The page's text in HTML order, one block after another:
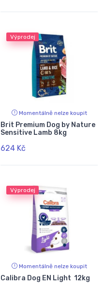
Výprodej
Momentálně nelze koupit
Brit Premium Dog by Nature
Sensitive Lamb 8kg
624 Kč
Výprodej
Momentálně nelze koupit
Calibra Dog EN Light 12kg